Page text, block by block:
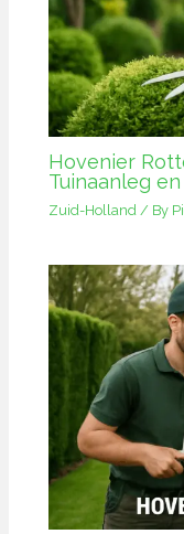
Hovenier
Tuinaanleg
Zuid-Holland / By